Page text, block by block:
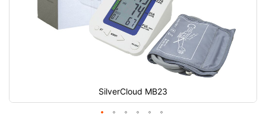
SilverCloud MB23